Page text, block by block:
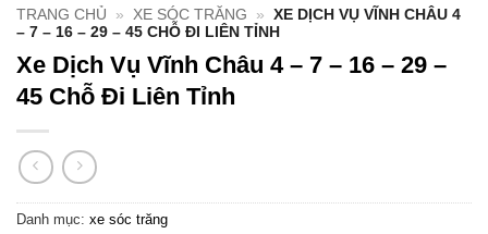
TRANG CHỦ » XE SÓC TRĂNG »
XE DỊCH VỤ VĨNH CHÂU 4
– 7 – 16 – 29 – 45 CHỖ ĐI LIÊN TỈNH
Xe Dịch Vụ Vĩnh Châu 4 – 7 – 16 – 29 –
45 Chỗ Đi Liên Tỉnh
Danh mục: xe sóc trăng